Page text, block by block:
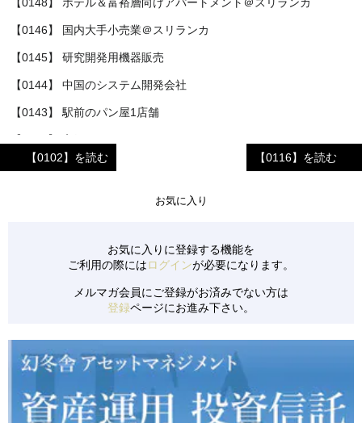
【0146】 国内大手小売業＠スリランカ
【0145】 研究開発用機器販売
【0144】 中国のシステム開発会社
【0143】 駅前のパン屋1店舗
【0141】 ECサイトでの資格取得ゼミ運営会社
【0139】 アパレルキャラクターブランド
【0140】 中国地方のビジネスホテル
【0134】 長野県のリゾートペンション
【0133】 児童発達支援事業所のFC投資
【0136】 都内のレジデンス保有会社
【0131】 美容系商材を扱う小売&卸売業
【0102】を読む 【0116】を読む
お気に入り
お気に入りに登録する機能を
ご利用の際にはログインが必要になります。
メルマガ会員にご登録がお済みでない方は
登録ページにお進み下さい。